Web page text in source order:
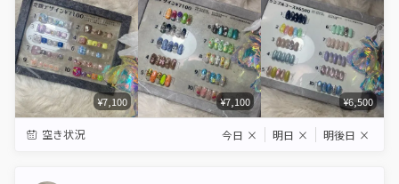
¥7,100 ¥7,100 ¥6,500
空き状況 今日 × 明日 × 明後日 ×